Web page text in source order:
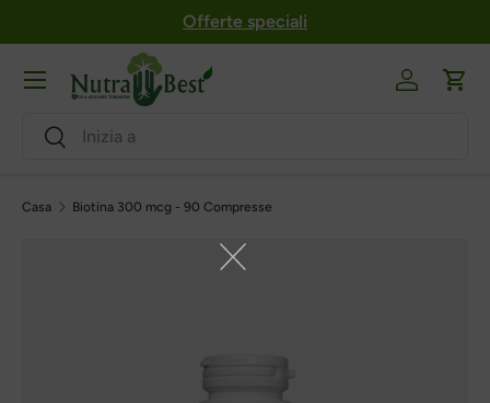
Salta al contenuto
Offerte speciali
Ricerca
Ricerca
Login
Menu
Casa Biotina 300 mcg - 90 Compresse